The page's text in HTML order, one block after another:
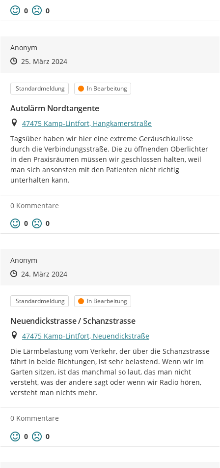
Positive Bewertung
0 Negative Bewertung
0
Anonym
Zeitpunkt des Erstellens
Zeitpunkt des Erstellens
25. März 2024Zur Äußerung
Kategorie
Standardmeldung Status
In Bearbeitung
Autolärm Nordtangente
Ort
47475 Kamp-Lintfort, Hangkamerstraße
Tagsüber haben wir hier eine extreme Geräuschkulisse
durch die Verbindungsstraße. Die zu öffnenden Oberlichter
in den Praxisräumen müssen wir geschlossen halten, weil
man sich ansonsten mit den Patienten nicht richtig
unterhalten kann.
0 Kommentare
Positive Bewertung
0 Negative Bewertung
0
Anonym
Zeitpunkt des Erstellens
Zeitpunkt des Erstellens
24. März 2024Zur Äußerung
Kategorie
Standardmeldung Status
In Bearbeitung
Neuendickstrasse / Schanzstrasse
Ort
47475 Kamp-Lintfort, Neuendickstraße
Die Lärmbelastung vom Verkehr, der über die Schanzstrasse
fährt in beide Richtungen, ist sehr belastend. Wenn wir im
Garten sitzen, ist das manchmal so laut, das man nicht
versteht, was der andere sagt oder wenn wir Radio hören,
versteht man nichts mehr.
0 Kommentare
Positive Bewertung
0 Negative Bewertung
0